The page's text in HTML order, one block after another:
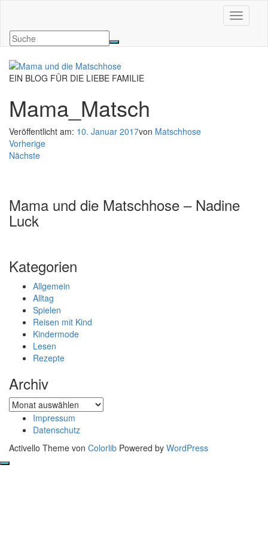
EIN BLOG FÜR DIE LIEBE FAMILIE
Mama_Matsch
Veröffentlicht am: 10. Januar 2017von Matschhose
Vorherige
Nächste
Mama und die Matschhose – Nadine
Luck
Kategorien
Allgemein
Alltag
Spielen
Reisen mit Kind
Kindermode
Lesen
Rezepte
Archiv
Archiv
Impressum
Datenschutz
Activello Theme von Colorlib Powered by WordPress